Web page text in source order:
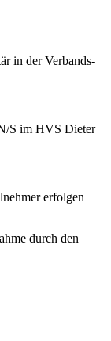
in der Verbands-
S im HVS Dieter
erfolgen
durch den